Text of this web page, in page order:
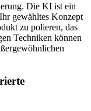
Die KI ist ein
gewähltes Konzept
zu polieren, das
Techniken können